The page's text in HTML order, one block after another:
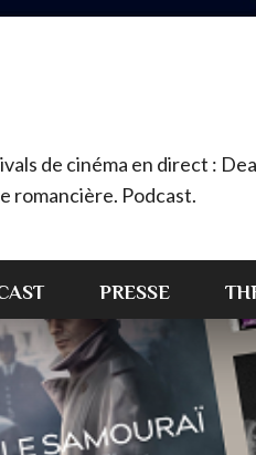
de cinéma en direct :
romancière. Podcast.
PRESSE